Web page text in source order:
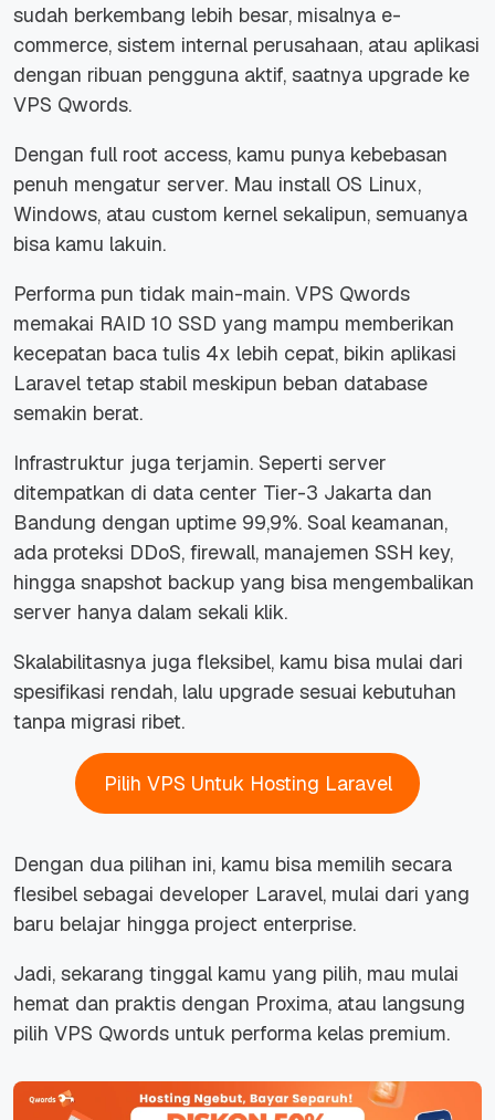
sudah berkembang lebih besar, misalnya e-
commerce, sistem internal perusahaan, atau aplikasi
dengan ribuan pengguna aktif, saatnya upgrade ke
VPS Qwords.
Dengan full root access, kamu punya kebebasan
penuh mengatur server. Mau install OS Linux,
Windows, atau custom kernel sekalipun, semuanya
bisa kamu lakuin.
Performa pun tidak main-main. VPS Qwords
memakai RAID 10 SSD yang mampu memberikan
kecepatan baca tulis 4x lebih cepat, bikin aplikasi
Laravel tetap stabil meskipun beban database
semakin berat.
Infrastruktur juga terjamin. Seperti server
ditempatkan di data center Tier-3 Jakarta dan
Bandung dengan uptime 99,9%. Soal keamanan,
ada proteksi DDoS, firewall, manajemen SSH key,
hingga snapshot backup yang bisa mengembalikan
server hanya dalam sekali klik.
Skalabilitasnya juga fleksibel, kamu bisa mulai dari
spesifikasi rendah, lalu upgrade sesuai kebutuhan
tanpa migrasi ribet.
Pilih VPS Untuk Hosting Laravel
Dengan dua pilihan ini, kamu bisa memilih secara
flesibel sebagai developer Laravel, mulai dari yang
baru belajar hingga project enterprise.
Jadi, sekarang tinggal kamu yang pilih, mau mulai
hemat dan praktis dengan Proxima, atau langsung
pilih VPS Qwords untuk performa kelas premium.